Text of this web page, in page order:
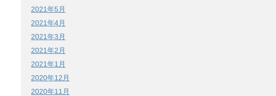
2021年5月
2021年4月
2021年3月
2021年2月
2021年1月
2020年12月
2020年11月